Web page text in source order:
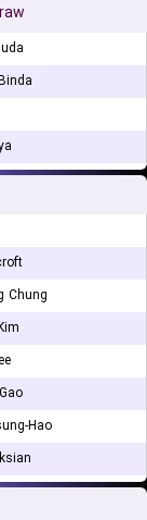
Chung
Hao